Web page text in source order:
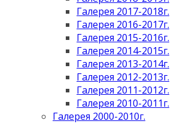
Галерея 2017-2018г.
Галерея 2016-2017г.
Галерея 2015-2016г.
Галерея 2014-2015г.
Галерея 2013-2014г.
Галерея 2012-2013г.
Галерея 2011-2012г.
Галерея 2010-2011г.
Галерея 2000-2010г.